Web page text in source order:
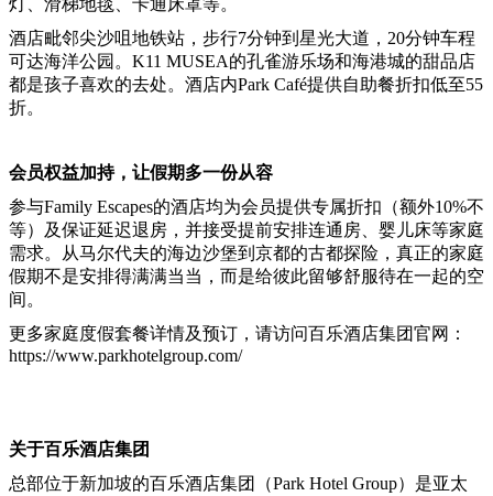
灯、滑梯地毯、卡通床罩等。
酒店毗邻尖沙咀地铁站，步行7分钟到星光大道，20分钟车程
可达海洋公园。K11 MUSEA的孔雀游乐场和海港城的甜品店
都是孩子喜欢的去处。酒店内Park Café提供自助餐折扣低至55
折。
会员权益加持，让假期多一份从容
参与Family Escapes的酒店均为会员提供专属折扣（额外10%不
等）及保证延迟退房，并接受提前安排连通房、婴儿床等家庭
需求。从马尔代夫的海边沙堡到京都的古都探险，真正的家庭
假期不是安排得满满当当，而是给彼此留够舒服待在一起的空
间。
更多家庭度假套餐详情及预订，请访问百乐酒店集团官网：
https://www.parkhotelgroup.com/
关于百乐酒店集团
总部位于新加坡的百乐酒店集团（Park Hotel Group）是亚太